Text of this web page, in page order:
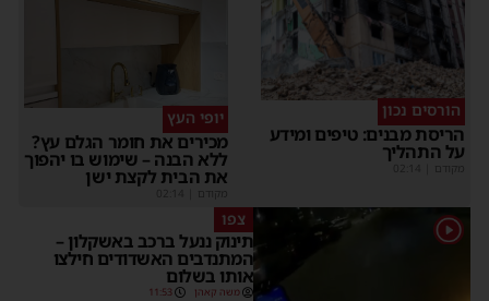
הורסים נכון
הריסת מבנים: טיפים ומידע
על התהליך
יופי העץ
מכירים את חומר הגלם עץ?
ללא הבנה – שימוש בו יהפוך
את הבית לקצת ישן
צפו
תינוק ננעל ברכב באשקלון –
המתנדבים האשדודים חילצו
אותו בשלום
משה קאהן 11:53